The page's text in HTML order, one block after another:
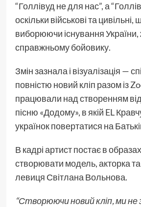
“Голлівуд не для нас”, а
оскільки військові та цивільні,
виборюючи існування України,
справжньому бойовику.
Змін зазнала і візуалізація —
повністю новий кліп разом із
працювали над створенням
пісню «Додому», в якій EL
українок повертатися на
В кадрі артист постає в
створювати модель, акторка та
левиця Світлана Вольнова.
“Створюючи новий кліп, ми не